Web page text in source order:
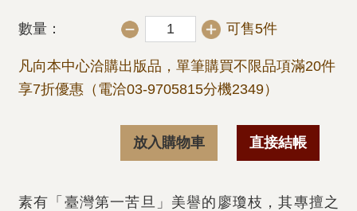
數量： 可售5件
凡向本中心洽購出版品，單筆購買不限品項滿20件
享7折優惠（電洽03-9705815分機2349）
放入購物車 直接結帳
素有「臺灣第一苦旦」美譽的廖瓊枝，其專擅之